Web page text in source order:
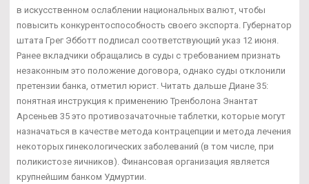
в искусственном ослаблении национальных валют, чтобы
повысить конкурентоспособность своего экспорта. Губернатор
штата Грег Эбботт подписал соответствующий указ 12 июня.
Ранее вкладчики обращались в суды с требованием признать
незаконным это положение договора, однако суды отклонили
претензии банка, отметил юрист. Читать дальше Диане 35:
понятная инструкция к применению Тренболона Энантат
Арсеньев 35 это противозачаточные таблетки, которые могут
назначаться в качестве метода контрацепции и метода лечения
некоторых гинекологических заболеваний (в том числе, при
поликистозе яичников). Финансовая организация является
крупнейшим банком Удмуртии.